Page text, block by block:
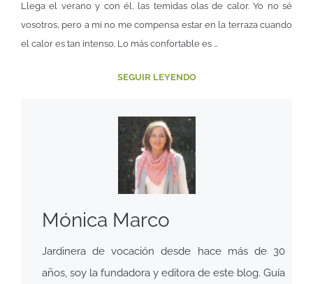
Llega el verano y con él, las temidas olas de calor. Yo no sé
vosotros, pero a mi no me compensa estar en la terraza cuando
el calor es tan intenso. Lo más confortable es …
SEGUIR LEYENDO
Mónica Marco
Jardinera de vocación desde hace más de 30
años, soy la fundadora y editora de este blog. Guía